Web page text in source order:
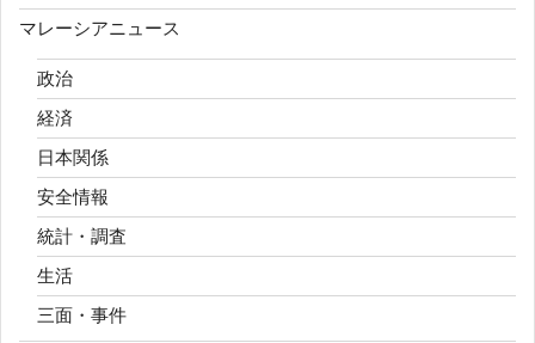
マレーシアニュース
政治
経済
日本関係
安全情報
統計・調査
生活
三面・事件